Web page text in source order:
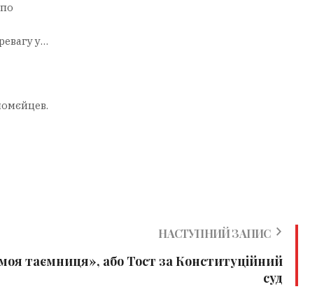
у…
НАСТУПНИЙ ЗАПИС
таємниця», або Тост за Конституційний
суд